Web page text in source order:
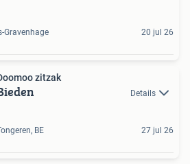
Gravenhage 20 jul 26
zitzak
Details
BE 27 jul 26